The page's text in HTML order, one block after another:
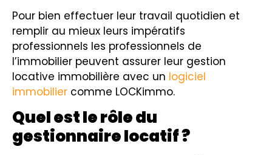
Pour bien effectuer leur travail quotidien et
remplir au mieux leurs impératifs
professionnels les professionnels de
l’immobilier peuvent assurer leur gestion
locative immobilière avec un logiciel
immobilier comme LOCKimmo.
Quel est le rôle du
gestionnaire locatif ?